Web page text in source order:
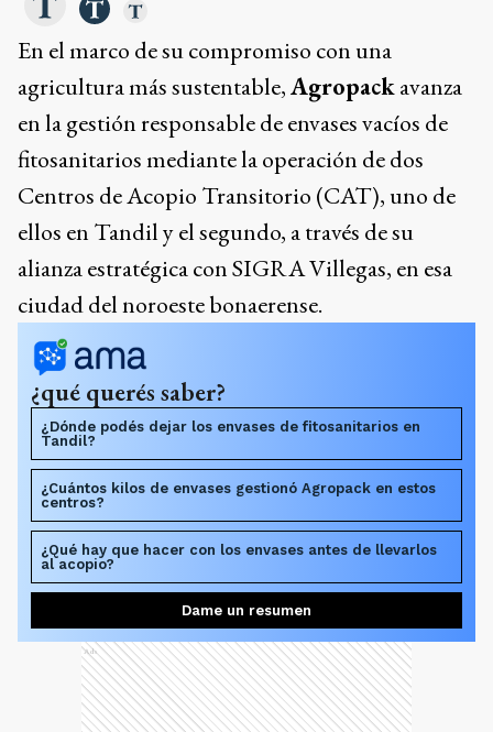
En el marco de su compromiso con una
agricultura más sustentable,Agropackavanza
en la gestión responsable de envases vacíos de
fitosanitarios mediante la operación de dos
Centros de Acopio Transitorio (CAT), uno de
ellos en Tandil y el segundo, a través de su
alianza estratégica con SIGRA Villegas, en esa
ciudad del noroeste bonaerense.
¿qué querés saber?
¿Dónde podés dejar los envases de fitosanitarios en
Tandil?
¿Cuántos kilos de envases gestionó Agropack en estos
centros?
¿Qué hay que hacer con los envases antes de llevarlos
al acopio?
Dame un resumen
Ads